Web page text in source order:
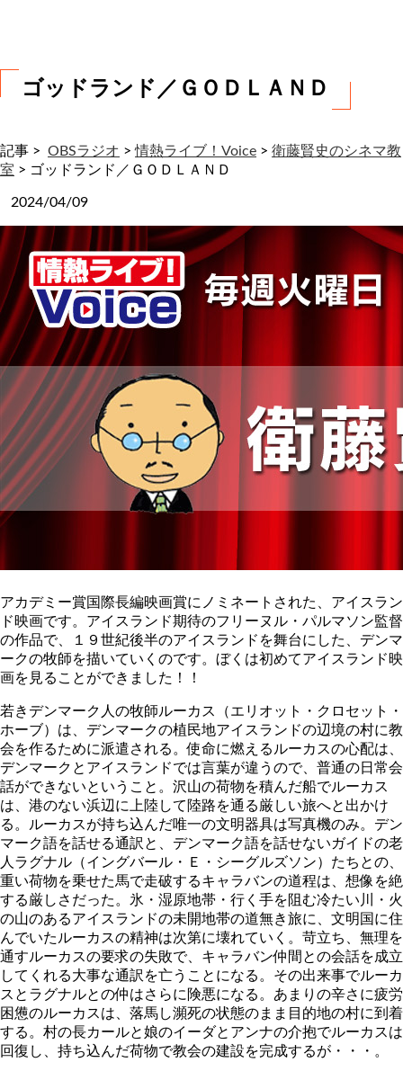
ゴッドランド／ＧＯＤＬＡＮＤ
記事 > OBSラジオ >情熱ライブ！Voice > 衛藤賢史のシネマ教
室 > ゴッドランド／ＧＯＤＬＡＮＤ
2024/04/09
アカデミー賞国際長編映画賞にノミネートされた、アイスラン
ド映画です。アイスランド期待のフリーヌル・パルマソン監督
の作品で、１９世紀後半のアイスランドを舞台にした、デンマ
ークの牧師を描いていくのです。ぼくは初めてアイスランド映
画を見ることができました！！
若きデンマーク人の牧師ルーカス（エリオット・クロセット・
ホーブ）は、デンマークの植民地アイスランドの辺境の村に教
会を作るために派遣される。使命に燃えるルーカスの心配は、
デンマークとアイスランドでは言葉が違うので、普通の日常会
話ができないということ。沢山の荷物を積んだ船でルーカス
は、港のない浜辺に上陸して陸路を通る厳しい旅へと出かけ
る。ルーカスが持ち込んだ唯一の文明器具は写真機のみ。デン
マーク語を話せる通訳と、デンマーク語を話せないガイドの老
人ラグナル（イングバール・Ｅ・シーグルズソン）たちとの、
重い荷物を乗せた馬で走破するキャラバンの道程は、想像を絶
する厳しさだった。氷・湿原地帯・行く手を阻む冷たい川・火
の山のあるアイスランドの未開地帯の道無き旅に、文明国に住
んでいたルーカスの精神は次第に壊れていく。苛立ち、無理を
通すルーカスの要求の失敗で、キャラバン仲間との会話を成立
してくれる大事な通訳を亡うことになる。その出来事でルーカ
スとラグナルとの仲はさらに険悪になる。あまりの辛さに疲労
困憊のルーカスは、落馬し瀕死の状態のまま目的地の村に到着
する。村の長カールと娘のイーダとアンナの介抱でルーカスは
回復し、持ち込んだ荷物で教会の建設を完成するが・・・。